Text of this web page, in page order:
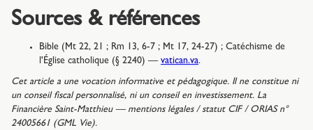
Sources & références
Bible (Mt 22, 21 ; Rm 13, 6-7 ; Mt 17, 24-27) ; Catéchisme de
l'Église catholique (§ 2240) — vatican.va.
Cet article a une vocation informative et pédagogique. Il ne constitue ni
un conseil fiscal personnalisé, ni un conseil en investissement. La
Financière Saint-Matthieu — mentions légales / statut CIF / ORIAS n°
24005661 (GML Vie).